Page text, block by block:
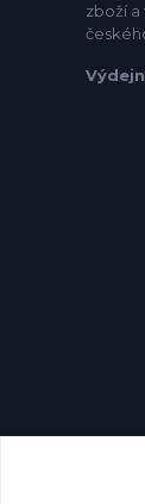
zboží